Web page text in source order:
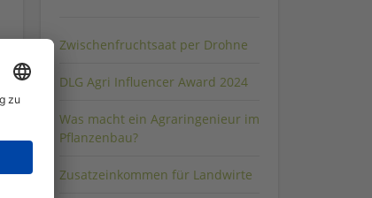
Zwischenfruchtsaat per Drohne
DLG Agri Influencer Award 2024
Was macht ein Agraringenieur im
Pflanzenbau?
Zusatzeinkommen für Landwirte